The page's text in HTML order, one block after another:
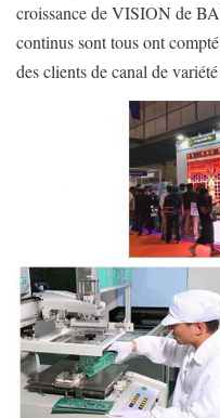
croissance de VISION de
continus sont tous ont
des clients de canal de